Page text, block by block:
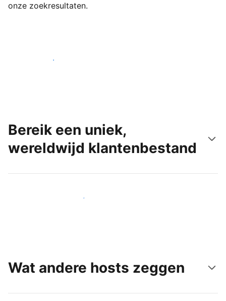
onze zoekresultaten.
Begin vandaag nog
Bereik een uniek,
wereldwijd klantenbestand
Bereik vandaag nog nieuwe gasten
Wat andere hosts zeggen